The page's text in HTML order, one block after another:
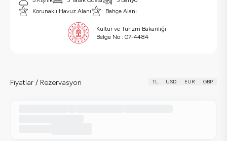
Korunaklı Havuz Alanı
Bahçe Alanı
Kültür ve Turizm Bakanlığı
Belge No : 07-4484
Fiyatlar / Rezervasyon TL USD EUR GBP